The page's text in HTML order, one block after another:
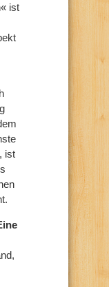
ist
ist